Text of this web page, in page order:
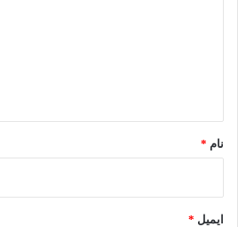
نام *
ایمیل *